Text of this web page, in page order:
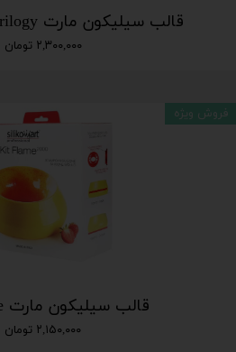
قالب سیلیکون مارت Modular flex trilogy
۲,۳۰۰,۰۰۰ تومان
قالب سیلیکون مارت Kit Flame
۲,۱۵۰,۰۰۰ تومان
فروش ویژه